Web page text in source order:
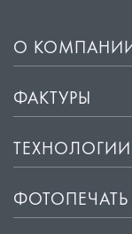
О
ФАКТУРЫ
ТЕХНОЛОГИИ
ФОТОПЕЧАТЬ